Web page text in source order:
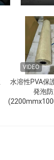
VIDEO
水溶性PVA保
発泡